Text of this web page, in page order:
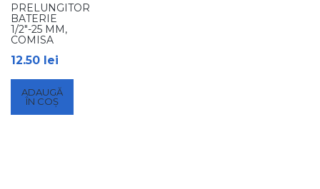
PRELUNGITOR
BATERIE
1/2″-25 MM,
COMISA
12.50 lei
ADAUGĂ
ÎN COȘ